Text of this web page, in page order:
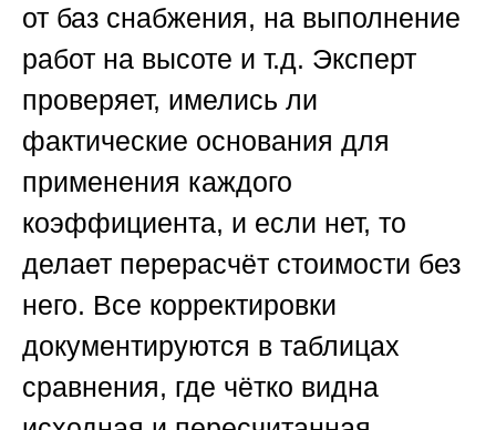
от баз снабжения, на выполнение
работ на высоте и т.д. Эксперт
проверяет, имелись ли
фактические основания для
применения каждого
коэффициента, и если нет, то
делает перерасчёт стоимости без
него. Все корректировки
документируются в таблицах
сравнения, где чётко видна